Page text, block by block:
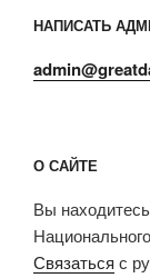
НАПИСАТЬ
О САЙТЕ
Вы
Связаться с